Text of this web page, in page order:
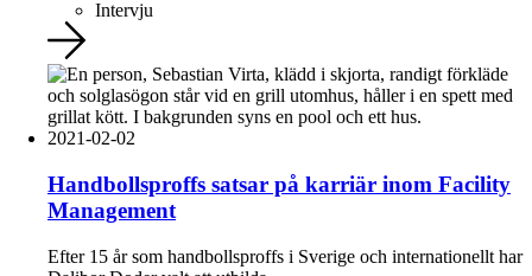
Intervju
2021-02-02
Handbollsproffs satsar på karriär inom Facility
Management
Efter 15 år som handbollsproffs i Sverige och internationellt har